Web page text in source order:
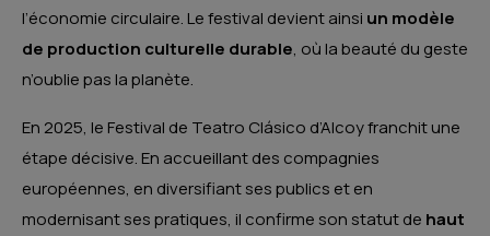
l’économie circulaire. Le festival devient ainsi un modèle
de production culturelle durable, où la beauté du geste
n’oublie pas la planète.
En 2025, le Festival de Teatro Clásico d’Alcoy franchit une
étape décisive. En accueillant des compagnies
européennes, en diversifiant ses publics et en
modernisant ses pratiques, il confirme son statut de haut